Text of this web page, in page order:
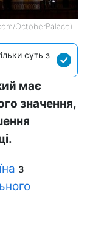
OctoberPalace)
суть з
має
значення,
з